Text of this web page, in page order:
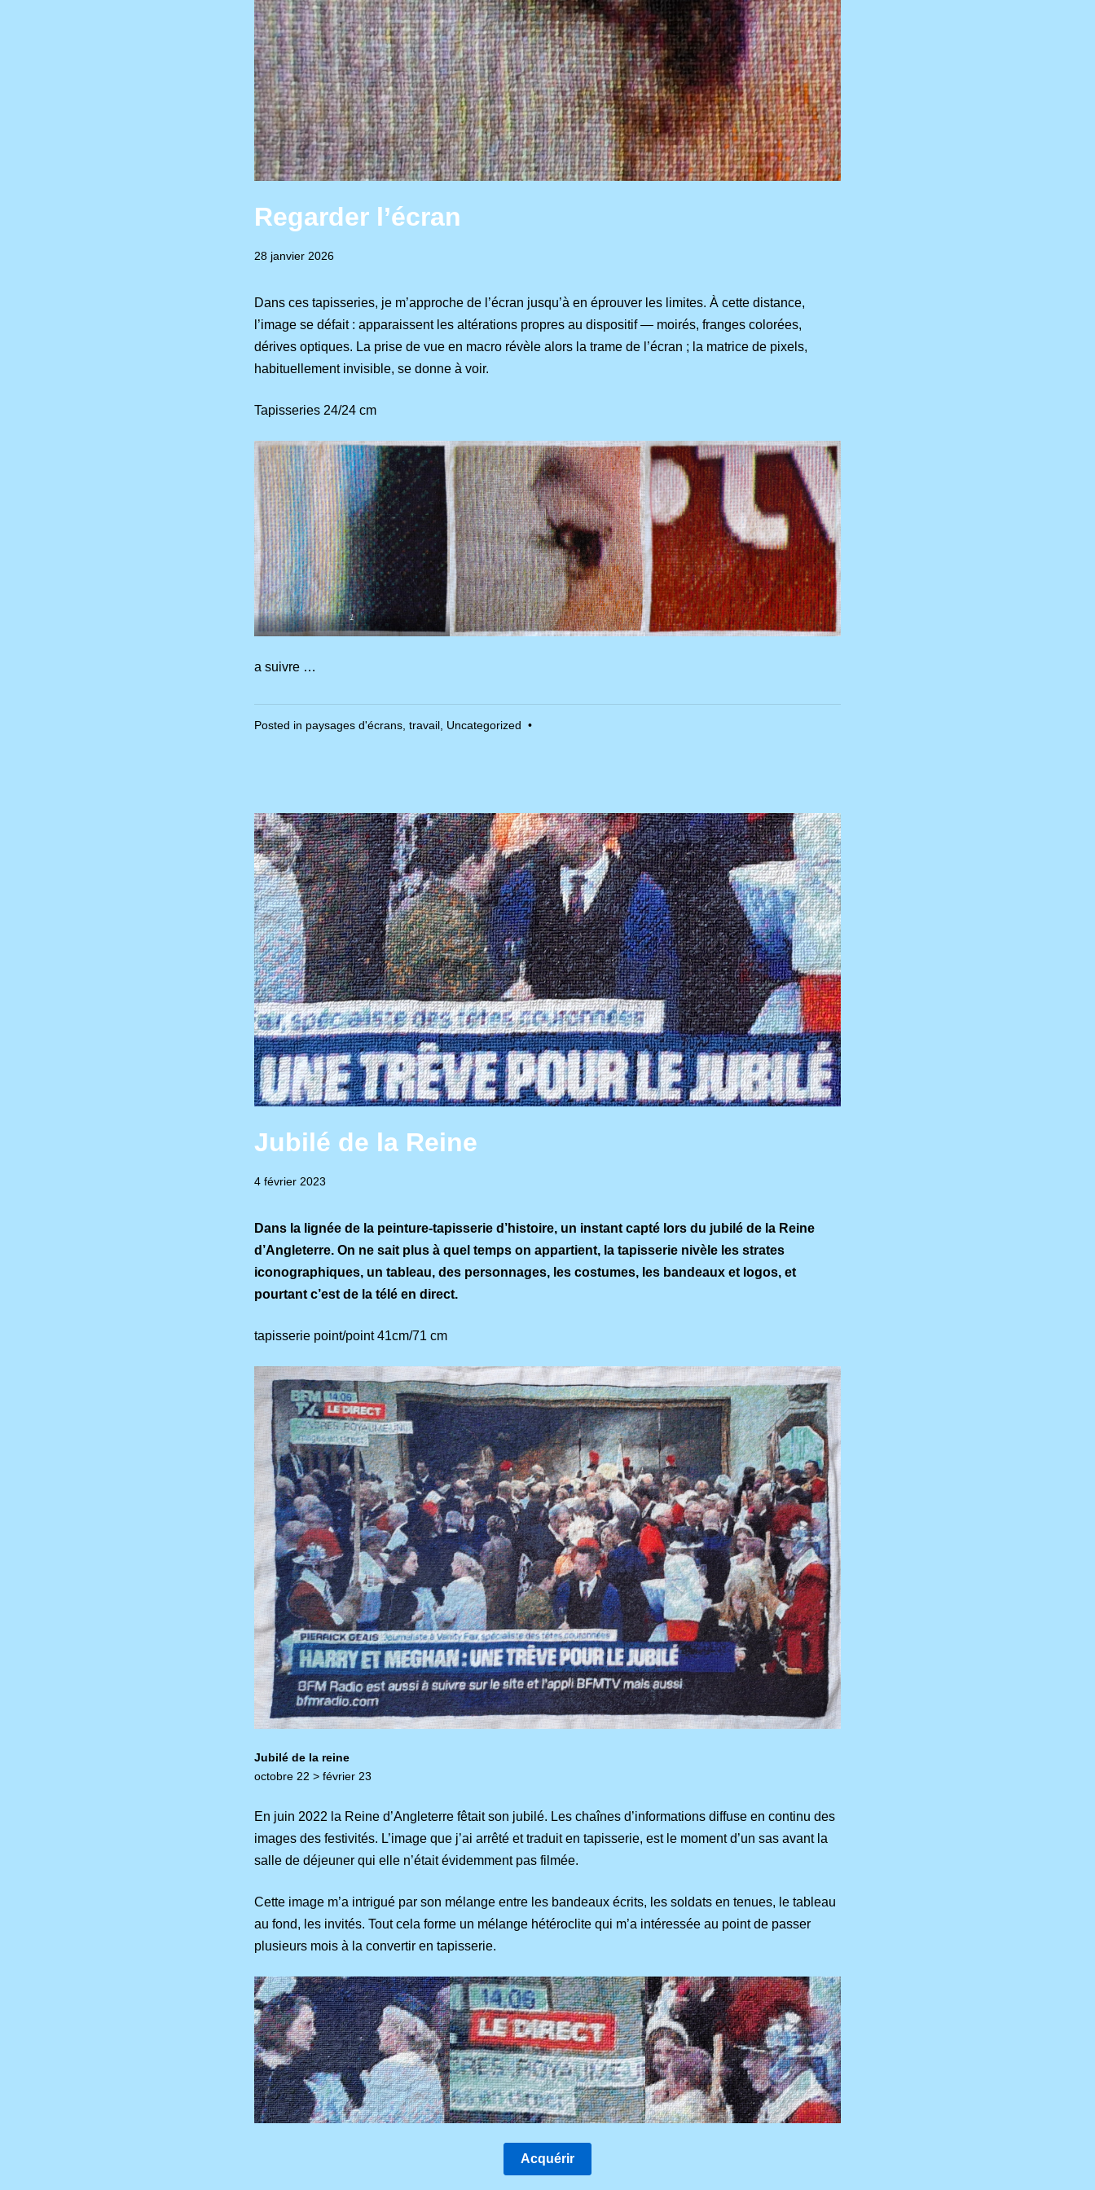
Regarder l’écran
28 janvier 202628
Dans ces tapisseries, je m’approche de l’écran jusqu’à en éprouver les limites. À cette distance,
l’image se défait : apparaissent les altérations propres au dispositif — moirés, franges colorées,
dérives optiques. La prise de vue en macro révèle alors la trame de l’écran ; la matrice de pixels,
habituellement invisible, se donne à voir.
Tapisseries 24/24 cm
1
a suivre …
Posted in paysages d'écrans travail Uncategorized •
Jubilé de la Reine
4 février 2023
Dans la lignée de la peinture-tapisserie d’histoire, un instant capté lors du jubilé de la Reine
d’Angleterre. On ne sait plus à quel temps on appartient, la tapisserie nivèle les strates
iconographiques, un tableau, des personnages, les costumes, les bandeaux et logos, et
pourtant c’est de la télé en direct.
tapisserie point/point 41cm/71 cm
Jubilé de la reine
octobre 22 > février 23
En juin 2022 la Reine d’Angleterre fêtait son jubilé. Les chaînes d’informations diffuse en continu des
images des festivités. L’image que j’ai arrêté et traduit en tapisserie, est le moment d’un sas avant la
salle de déjeuner qui elle n’était évidemment pas filmée.
Cette image m’a intrigué par son mélange entre les bandeaux écrits, les soldats en tenues, le tableau
au fond, les invités. Tout cela forme un mélange hétéroclite qui m’a intéressée au point de passer
plusieurs mois à la convertir en tapisserie.
Acquérir